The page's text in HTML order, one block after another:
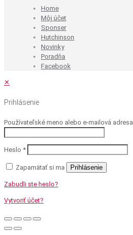
Home
Môj účet
Sponser
Hutchinson
Novinky
Poradňa
Facebook
✕
Prihlásenie
Používateľské meno alebo e-mailová adresa
Heslo *
Zapamätať si ma Prihlásenie
Zabudli ste heslo?
Vytvoriť účet?